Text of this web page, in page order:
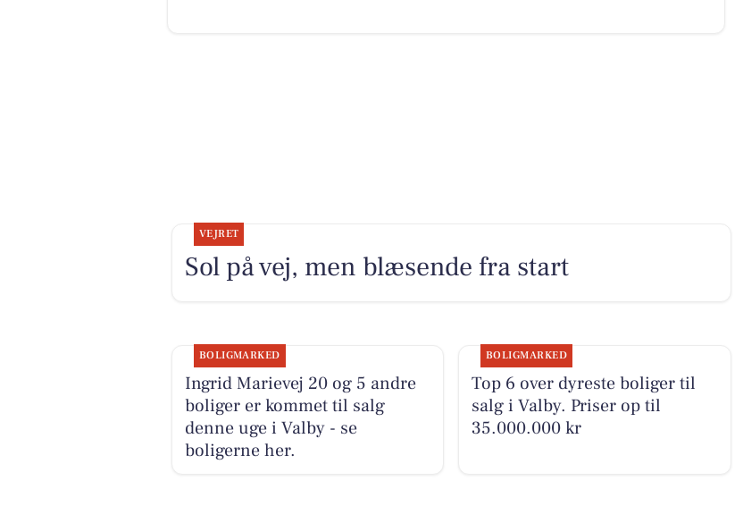
VEJRET
Sol på vej, men blæsende fra start
BOLIGMARKED
Ingrid Marievej 20 og 5 andre
boliger er kommet til salg
denne uge i Valby - se
boligerne her.
BOLIGMARKED
Top 6 over dyreste boliger til
salg i Valby. Priser op til
35.000.000 kr